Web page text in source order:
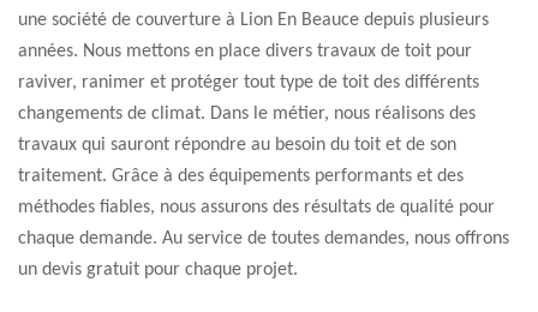
une société de couverture à Lion En Beauce depuis plusieurs
années. Nous mettons en place divers travaux de toit pour
raviver, ranimer et protéger tout type de toit des différents
changements de climat. Dans le métier, nous réalisons des
travaux qui sauront répondre au besoin du toit et de son
traitement. Grâce à des équipements performants et des
méthodes fiables, nous assurons des résultats de qualité pour
chaque demande. Au service de toutes demandes, nous offrons
un devis gratuit pour chaque projet.